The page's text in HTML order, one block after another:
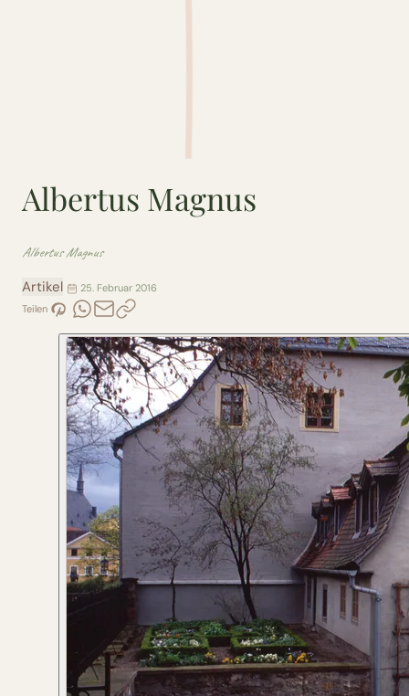
Albertus Magnus
Albertus Magnus
Artikel
25. Februar 2016
Teilen